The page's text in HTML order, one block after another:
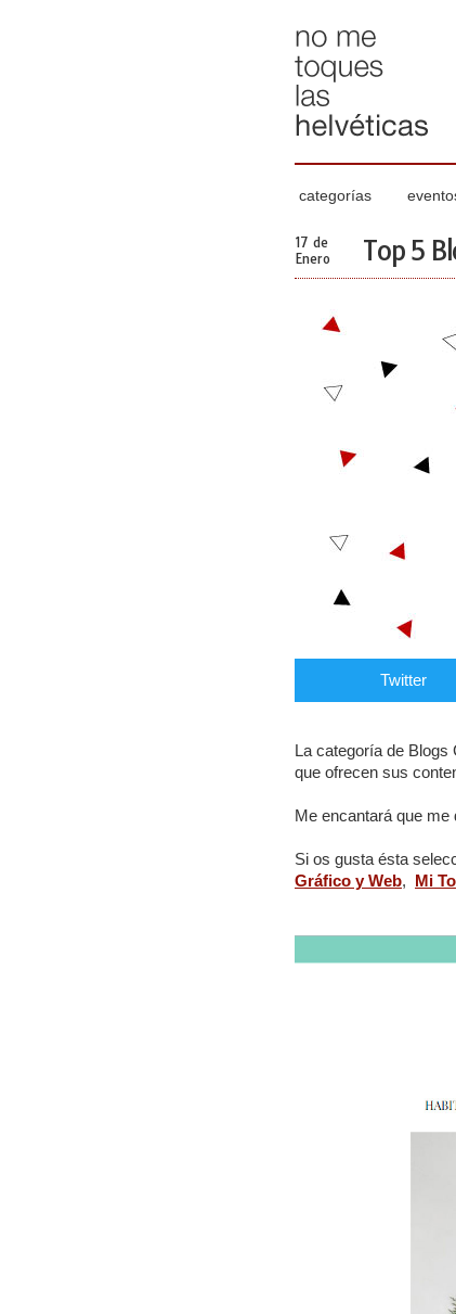
categorías
17 de
Enero
Top 5
Twitter
La categoría de
que ofrecen sus
Me encantará que
Si os gusta ésta
Gráfico y Web, Mi